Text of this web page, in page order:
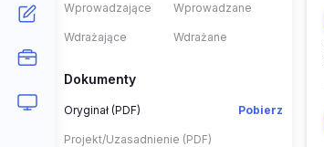
Wprowadzające Wprowadzane
Wdrażające Wdrażane
Dokumenty
Oryginał (PDF) Pobierz
Projekt/Uzasadnienie (PDF)